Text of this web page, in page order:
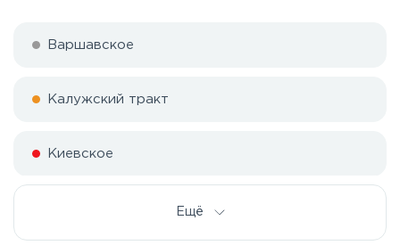
Варшавское
Калужский тракт
Киевское
Ещё